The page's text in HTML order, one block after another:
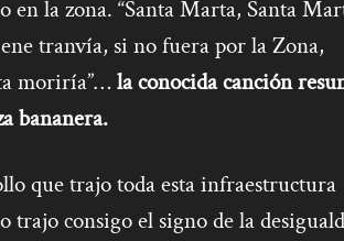
en la zona. “Santa Marta, Santa
tranvía, si no fuera por la Zona,
moriría”… la conocida canción
bananera.
que trajo toda esta infraestructura
trajo consigo el signo de la